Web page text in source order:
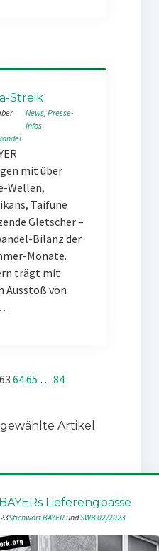
Streik
News, Presse-
Infos
mit über
Wellen,
Taifune
Gletscher –
Bilanz der
Monate.
trägt mit
Ausstoß von
63 6465 … 84
Artikel
Lieferengpässe
Stichwort BAYER und SWB 02/2023